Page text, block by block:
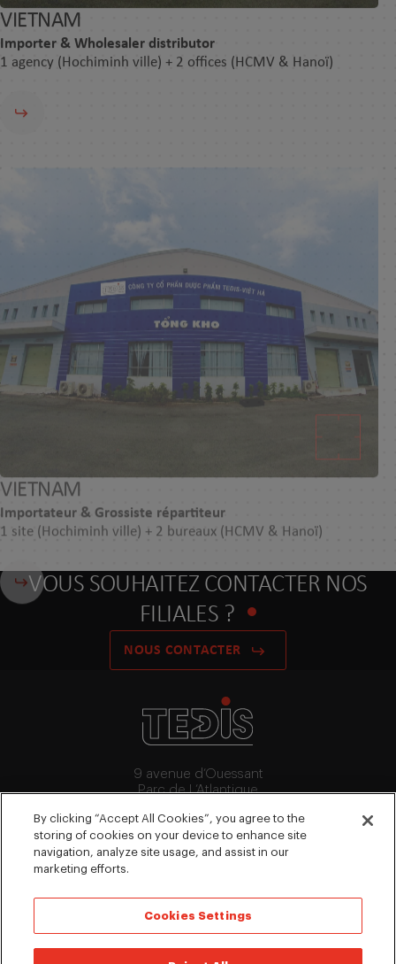
VIETNAM
Importer & Wholesaler distributor
1 agency (Hochiminh ville) + 2 offices (HCMV & Hanoï)​
Importateur & Grossiste répartiteur
1 site (Hochiminh ville) + 2 bureaux (HCMV & Hanoï)​
VOUS SOUHAITEZ CONTACTER NOS
FILIALES ?
NOUS CONTACTER
9 avenue d’Ouessant
Parc de L’Atlantique
+33 (0)1 64 53 15 64
contact@tedis.fr
By clicking “Accept All Cookies”, you agree to the
storing of cookies on your device to enhance site
navigation, analyze site usage, and assist in our
marketing efforts.
Cookies Settings